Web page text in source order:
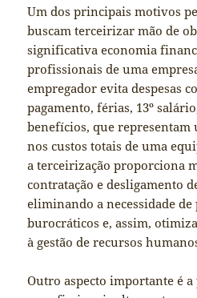
Um dos principais motivos
buscam terceirizar mão de
significativa economia
profissionais de uma
empregador evita despesas
pagamento, férias, 13º
benefícios, que representam
nos custos totais de uma
a terceirização proporciona
contratação e desligamento
eliminando a necessidade
burocráticos e, assim,
à gestão de recursos
Outro aspecto importante é a